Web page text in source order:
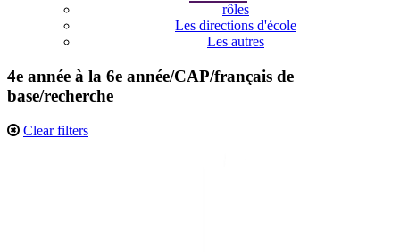
rôles
Les directions d'école
Les autres
4e année à la 6e année/CAP/français de
base/recherche
Clear filters